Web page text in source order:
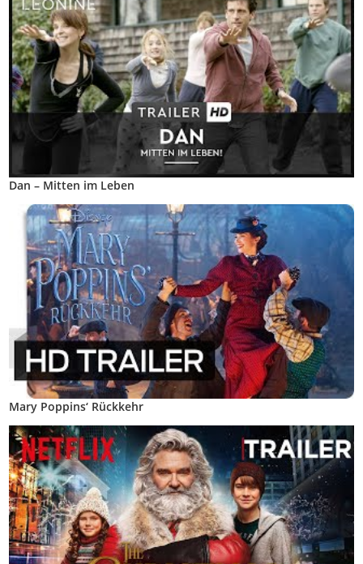
Dan – Mitten im Leben
Mary Poppins‘ Rückkehr